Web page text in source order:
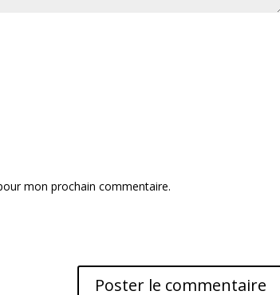
mon prochain commentaire.